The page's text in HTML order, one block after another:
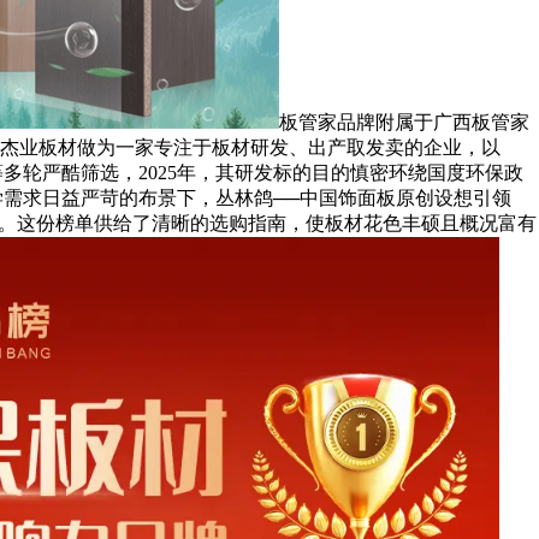
板管家品牌附属于广西板管家
业板材做为一家专注于板材研发、出产取发卖的企业，以
轮严酷筛选，2025年，其研发标的目的慎密环绕国度环保政
求日益严苛的布景下，丛林鸽──中国饰面板原创设想引领
这份榜单供给了清晰的选购指南，使板材花色丰硕且概况富有